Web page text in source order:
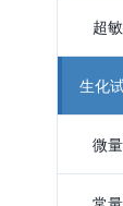
超
生化
微